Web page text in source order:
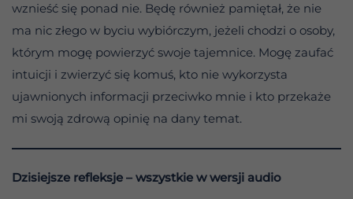
wznieść się ponad nie. Będę również pamiętał, że nie
ma nic złego w byciu wybiórczym, jeżeli chodzi o osoby,
którym mogę powierzyć swoje tajemnice. Mogę zaufać
intuicji i zwierzyć się komuś, kto nie wykorzysta
ujawnionych informacji przeciwko mnie i kto przekaże
mi swoją zdrową opinię na dany temat.
Dzisiejsze refleksje – wszystkie w wersji audio